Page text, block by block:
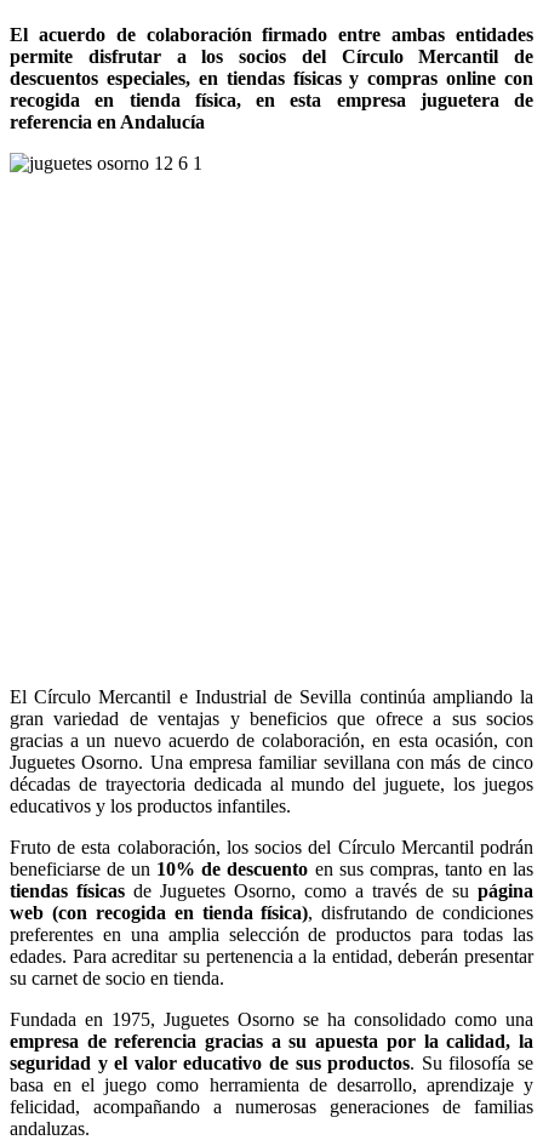
El acuerdo de colaboración firmado entre ambas entidades
permite disfrutar a los socios del Círculo Mercantil de
descuentos especiales, en tiendas físicas y compras online con
recogida en tienda física, en esta empresa juguetera de
referencia en Andalucía
El Círculo Mercantil e Industrial de Sevilla continúa ampliando la
gran variedad de ventajas y beneficios que ofrece a sus socios
gracias a un nuevo acuerdo de colaboración, en esta ocasión, con
Juguetes Osorno. Una empresa familiar sevillana con más de cinco
décadas de trayectoria dedicada al mundo del juguete, los juegos
educativos y los productos infantiles.
Fruto de esta colaboración, los socios del Círculo Mercantil podrán
beneficiarse de un 10% de descuento en sus compras, tanto en las
tiendas físicas de Juguetes Osorno, como a través de su página
web (con recogida en tienda física), disfrutando de condiciones
preferentes en una amplia selección de productos para todas las
edades. Para acreditar su pertenencia a la entidad, deberán presentar
su carnet de socio en tienda.
Fundada en 1975, Juguetes Osorno se ha consolidado como una
empresa de referencia gracias a su apuesta por la calidad, la
seguridad y el valor educativo de sus productos. Su filosofía se
basa en el juego como herramienta de desarrollo, aprendizaje y
felicidad, acompañando a numerosas generaciones de familias
andaluzas.